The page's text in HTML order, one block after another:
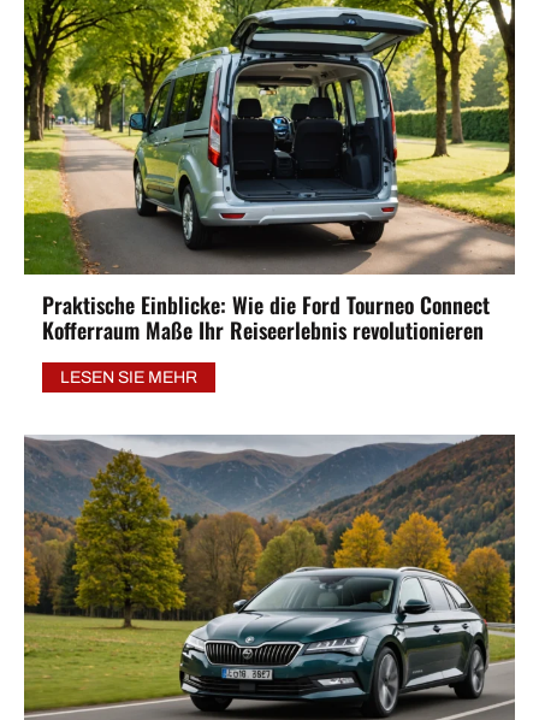
Praktische Einblicke: Wie die Ford Tourneo Connect
Kofferraum Maße Ihr Reiseerlebnis revolutionieren
LESEN SIE MEHR